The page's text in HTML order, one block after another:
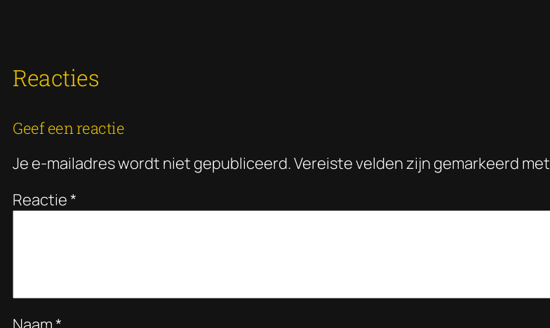
Reacties
Geef een reactie
Je e-mailadres wordt niet gepubliceerd.Vereiste velden zijn gemarkeerd met
Reactie*